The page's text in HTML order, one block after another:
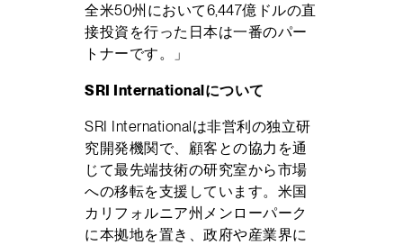
全米50州において6,447億ドルの直
接投資を行った日本は一番のパー
トナーです。」
SRI Internationalについて
SRI Internationalは非営利の独立研
究開発機関で、顧客との協力を通
じて最先端技術の研究室から市場
への移転を支援しています。米国
カリフォルニア州メンローパーク
に本拠地を置き、政府や産業界に